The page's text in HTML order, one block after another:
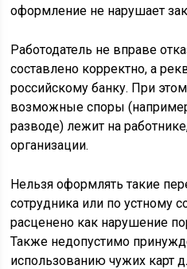
оформление не нарушает
Работодатель не вправе
составлено корректно, а
российскому банку. При
возможные споры
разводе) лежит на
организации.
Нельзя оформлять такие
сотрудника или по устному
расценено как нарушение
Также недопустимо
использованию чужих карт